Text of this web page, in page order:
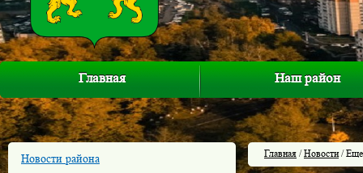
Главная Наш район
Новости района
Главная /Новости/ Еще